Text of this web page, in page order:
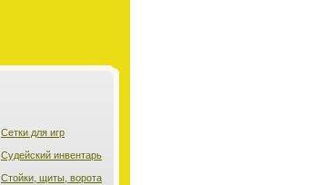
Сетки для игр
Судейский инвентарь
Стойки, щиты, ворота